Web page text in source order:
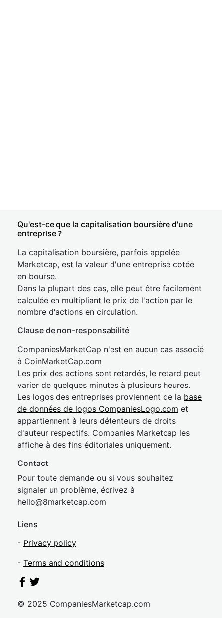
Qu'est-ce que la capitalisation boursière d'une
entreprise ?
La capitalisation boursière, parfois appelée
Marketcap, est la valeur d'une entreprise cotée
en bourse.
Dans la plupart des cas, elle peut être facilement
calculée en multipliant le prix de l'action par le
nombre d'actions en circulation.
Clause de non-responsabilité
CompaniesMarketCap n'est en aucun cas associé
à CoinMarketCap.com
Les prix des actions sont retardés, le retard peut
varier de quelques minutes à plusieurs heures.
Les logos des entreprises proviennent de la base
de données de logos CompaniesLogo.com et
appartiennent à leurs détenteurs de droits
d'auteur respectifs. Companies Marketcap les
affiche à des fins éditoriales uniquement.
Contact
Pour toute demande ou si vous souhaitez
signaler un problème, écrivez à
hello@8marketcap.com
Liens
- Privacy policy
- Terms and conditions
© 2025 CompaniesMarketcap.com